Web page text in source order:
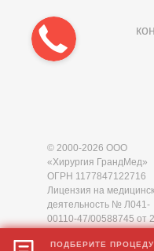
© 2000-2026 ООО
«Хирургия ГрандМед»
ОГРН 1177847122716
Лицензия на
деятельность № Л041-
00110-47/00588745 от
ПОДБЕРИТЕ